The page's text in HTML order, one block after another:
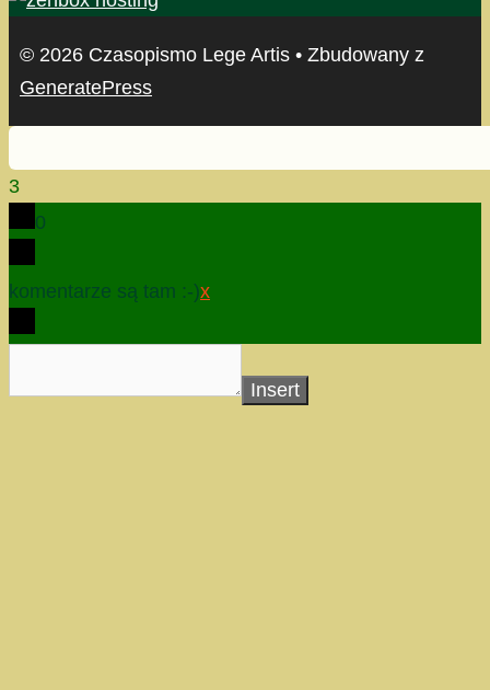
© 2026 Czasopismo Lege Artis • Zbudowany z
GeneratePress
3
0
komentarze są tam :-)x
Insert